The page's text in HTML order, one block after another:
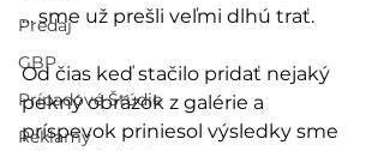
Predaj
GBP
Prípadové Štúdie
Reklamy
… sme už prešli veľmi dlhú trať.
Od čias keď stačilo pridať nejaký
pekný obrázok z galérie a
príspevok priniesol výsledky sme